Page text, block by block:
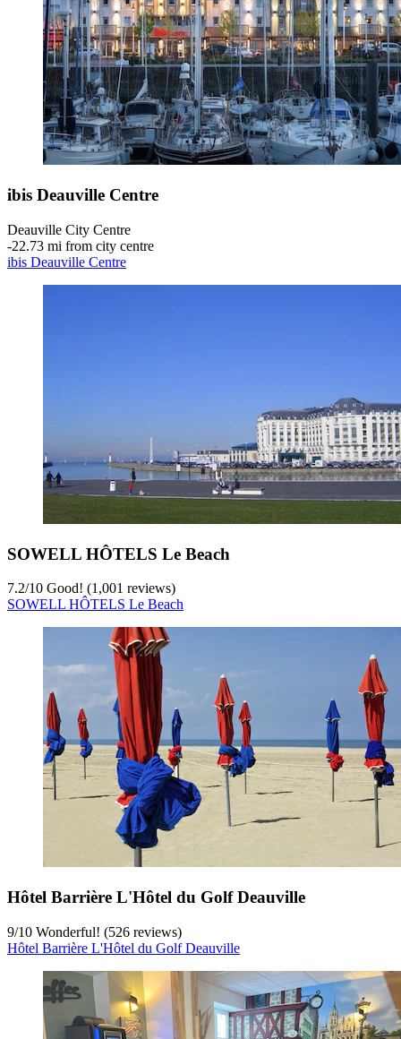
ibis Deauville Centre
Deauville City Centre
‐22.73 mi from city centre
ibis Deauville Centre
SOWELL HÔTELS Le Beach
7.2/10 Good! (1,001 reviews)
SOWELL HÔTELS Le Beach
Hôtel Barrière L'Hôtel du Golf Deauville
9/10 Wonderful! (526 reviews)
Hôtel Barrière L'Hôtel du Golf Deauville